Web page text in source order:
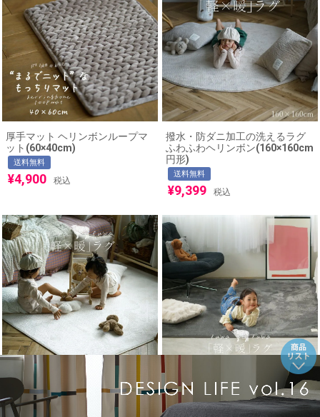
厚手マット ヘリンボンループマ
ット(60×40cm)
送料無料
¥4,900 税込
撥水・防ダニ加工の洗えるラグ
ふわふわヘリンボン(160×160cm
円形)
送料無料
¥9,399 税込
撥水・防ダニ加工の洗えるラグ
ふわふわヘリンボン
(180×240cm)
撥水・防ダニ加工の洗えるラグ
ふわふわヘリンボン
(180×180cm)